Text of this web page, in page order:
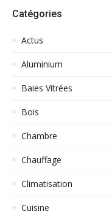
Catégories
Actus
Aluminium
Baies Vitrées
Bois
Chambre
Chauffage
Climatisation
Cuisine